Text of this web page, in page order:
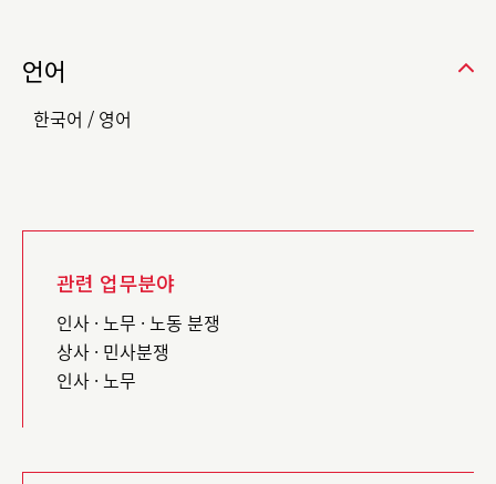
언어
한국어 / 영어
관련 업무분야
인사 · 노무 · 노동 분쟁
상사 · 민사분쟁
인사 · 노무